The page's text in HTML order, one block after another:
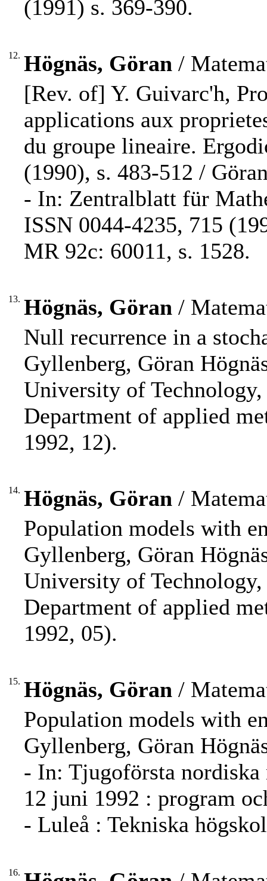
(1991) s. 369-390.
12. Högnäs, Göran /
[Rev. of] Y. Guivarc'h,
applications aux
du groupe lineaire.
(1990), s. 483-512 /
- In: Zentralblatt für
ISSN 0044-4235, 715
MR 92c: 60011, s. 1528.
13. Högnäs, Göran /
Null recurrence in a
Gyllenberg, Göran
University of
Department of applied
1992, 12).
14. Högnäs, Göran /
Population models with
Gyllenberg, Göran
University of
Department of applied
1992, 05).
15. Högnäs, Göran /
Population models with
Gyllenberg, Göran
- In: Tjugoförsta nordiska
12 juni 1992 : program
- Luleå : Tekniska
16.